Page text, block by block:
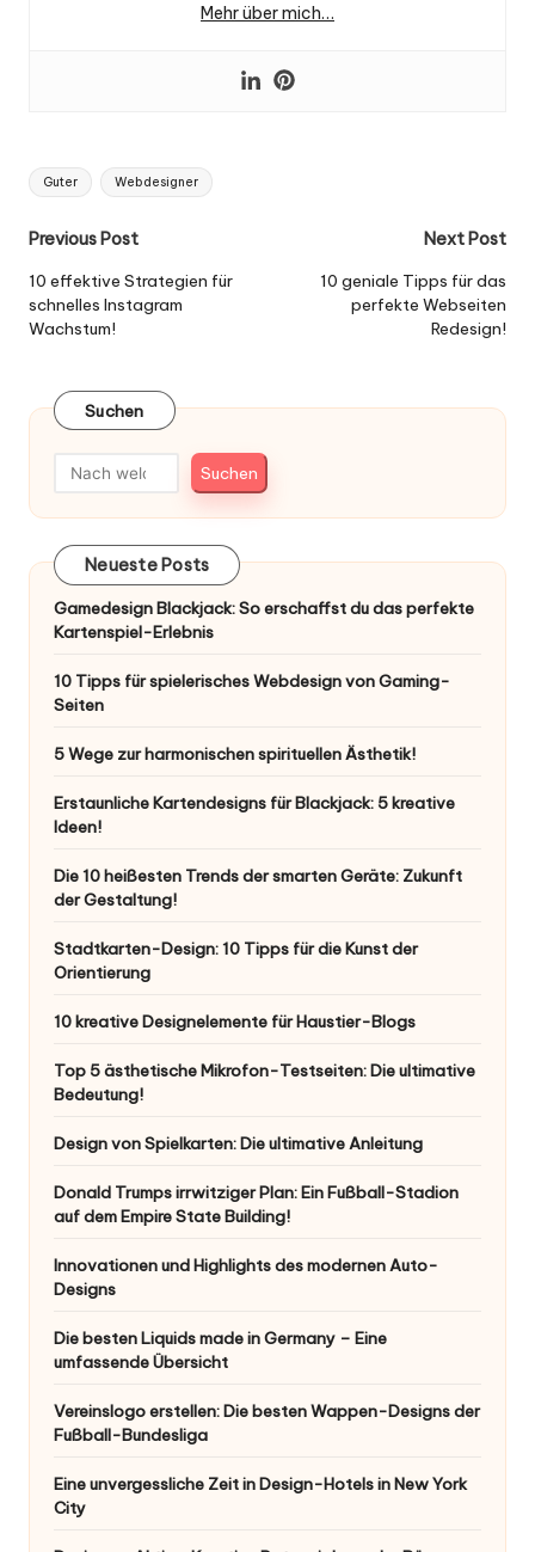
Mehr über mich…
Tags:
Guter Webdesigner
Post
navigation
Previous Post
10 effektive Strategien für
schnelles Instagram
Wachstum!
Next Post
10 geniale Tipps für das
perfekte Webseiten
Redesign!
Suchen
Suchen
Neueste Posts
Gamedesign Blackjack: So erschaffst du das perfekte
Kartenspiel-Erlebnis
10 Tipps für spielerisches Webdesign von Gaming-
Seiten
5 Wege zur harmonischen spirituellen Ästhetik!
Erstaunliche Kartendesigns für Blackjack: 5 kreative
Ideen!
Die 10 heißesten Trends der smarten Geräte: Zukunft
der Gestaltung!
Stadtkarten-Design: 10 Tipps für die Kunst der
Orientierung
10 kreative Designelemente für Haustier-Blogs
Top 5 ästhetische Mikrofon-Testseiten: Die ultimative
Bedeutung!
Design von Spielkarten: Die ultimative Anleitung
Donald Trumps irrwitziger Plan: Ein Fußball-Stadion
auf dem Empire State Building!
Innovationen und Highlights des modernen Auto-
Designs
Die besten Liquids made in Germany – Eine
umfassende Übersicht
Vereinslogo erstellen: Die besten Wappen-Designs der
Fußball-Bundesliga
Eine unvergessliche Zeit in Design-Hotels in New York
City